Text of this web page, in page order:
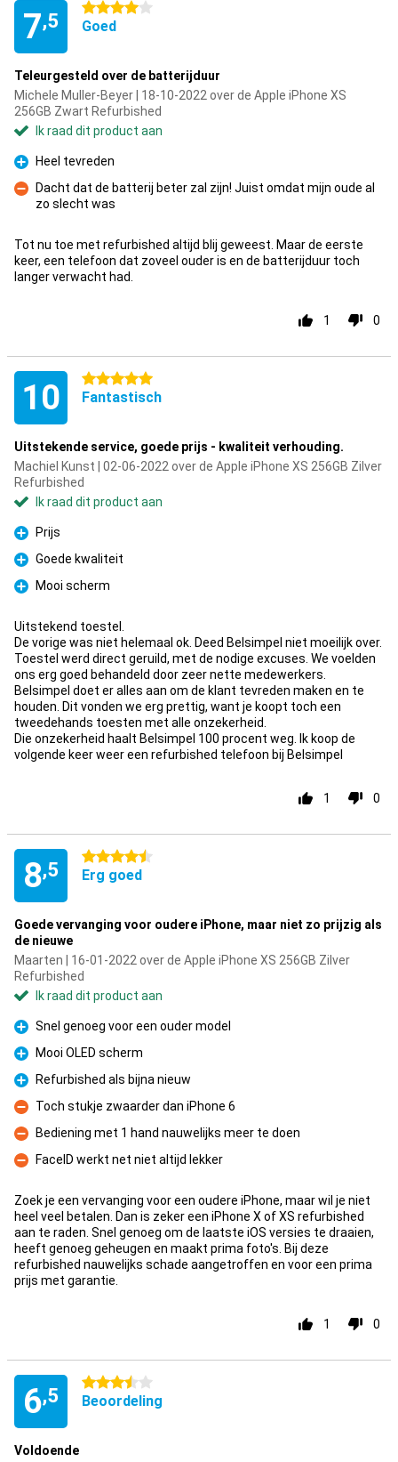
7,5
4 sterren
Goed
Teleurgesteld over de batterijduur
Michele Muller-Beyer | 18-10-2022 over de Apple iPhone XS
256GB Zwart Refurbished
Ik raad dit product aan
Pluspunt
Heel tevreden
Minpunt
Dacht dat de batterij beter zal zijn! Juist omdat mijn oude al
zo slecht was
Tot nu toe met refurbished altijd blij geweest. Maar de eerste
keer, een telefoon dat zoveel ouder is en de batterijduur toch
langer verwacht had.
1 0
10 5 sterren
Fantastisch
Uitstekende service, goede prijs - kwaliteit verhouding.
Machiel Kunst | 02-06-2022 over de Apple iPhone XS 256GB Zilver
Refurbished
Ik raad dit product aan
Pluspunt
Prijs
Pluspunt
Goede kwaliteit
Pluspunt
Mooi scherm
Uitstekend toestel.
De vorige was niet helemaal ok. Deed Belsimpel niet moeilijk over.
Toestel werd direct geruild, met de nodige excuses. We voelden
ons erg goed behandeld door zeer nette medewerkers.
Belsimpel doet er alles aan om de klant tevreden maken en te
houden. Dit vonden we erg prettig, want je koopt toch een
tweedehands toesten met alle onzekerheid.
Die onzekerheid haalt Belsimpel 100 procent weg. Ik koop de
volgende keer weer een refurbished telefoon bij Belsimpel
1 0
8,5
4.5 sterren
Erg goed
Goede vervanging voor oudere iPhone, maar niet zo prijzig als
de nieuwe
Maarten | 16-01-2022 over de Apple iPhone XS 256GB Zilver
Refurbished
Ik raad dit product aan
Pluspunt
Snel genoeg voor een ouder model
Pluspunt
Mooi OLED scherm
Pluspunt
Refurbished als bijna nieuw
Minpunt
Toch stukje zwaarder dan iPhone 6
Minpunt
Bediening met 1 hand nauwelijks meer te doen
Minpunt
FaceID werkt net niet altijd lekker
Zoek je een vervanging voor een oudere iPhone, maar wil je niet
heel veel betalen. Dan is zeker een iPhone X of XS refurbished
aan te raden. Snel genoeg om de laatste iOS versies te draaien,
heeft genoeg geheugen en maakt prima foto's. Bij deze
refurbished nauwelijks schade aangetroffen en voor een prima
prijs met garantie.
1 0
6,5
3.5 sterren
Beoordeling
Voldoende